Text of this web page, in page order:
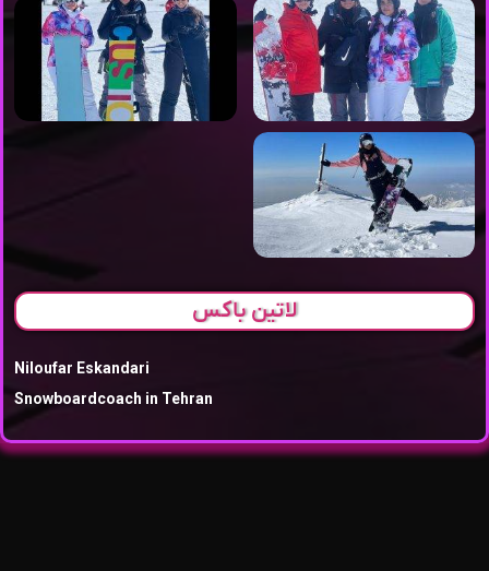
لاتین باکس
Niloufar Eskandari
Snowboardcoach in Tehran